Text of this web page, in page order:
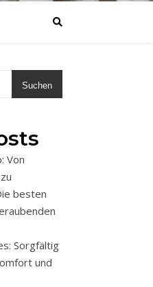
Suchen
Von
besten
Sorgfältig
und